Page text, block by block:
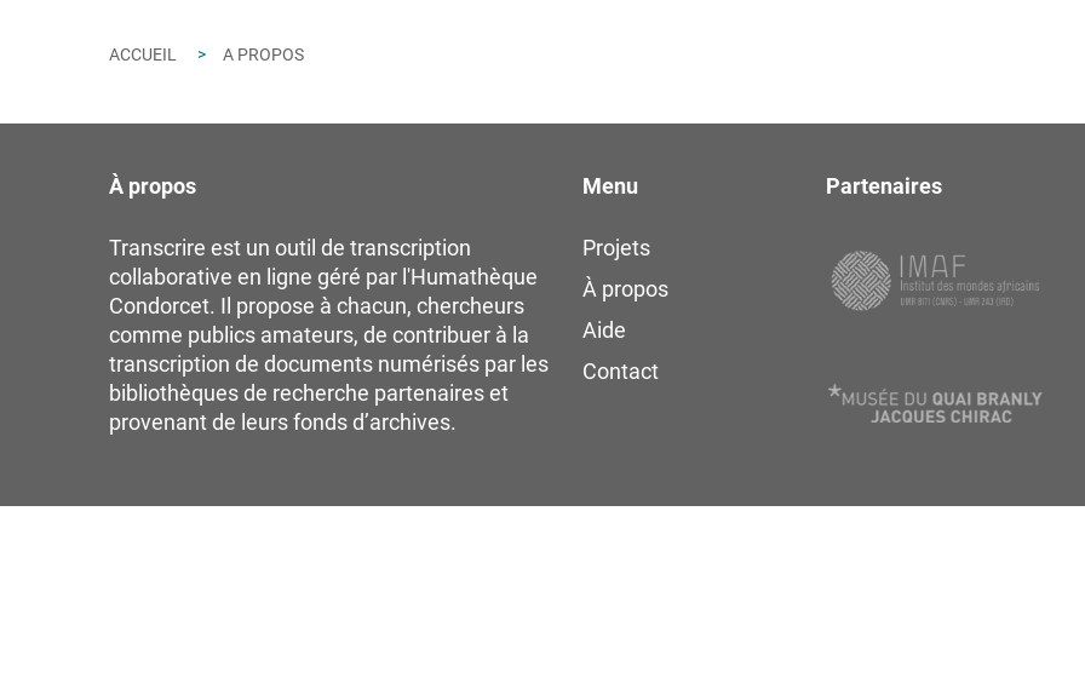
ACCUEIL A PROPOS
À propos
Transcrire est un outil de transcription
collaborative en ligne géré par l'Humathèque
Condorcet. Il propose à chacun, chercheurs
comme publics amateurs, de contribuer à la
transcription de documents numérisés par les
bibliothèques de recherche partenaires et
provenant de leurs fonds d’archives.
Menu
Projets
À propos
Aide
Contact
Partenaires